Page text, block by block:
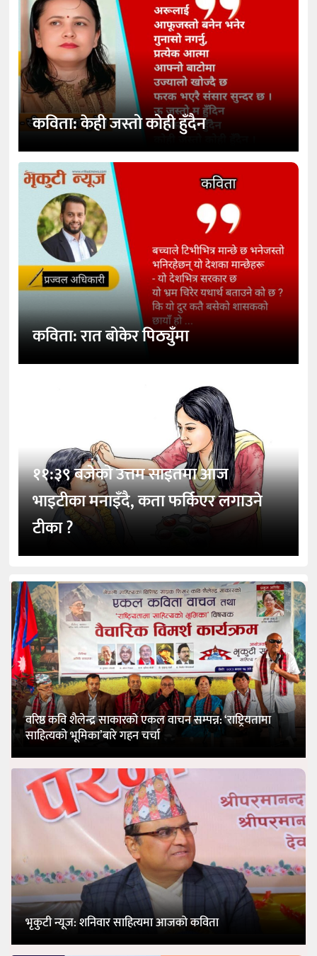
कविता: केही जस्तो कोही हुँदैन
कविता: रात बोकेर पिठ्युँमा
११:३९ बजेको उत्तम साइतमा आज
भाइटीका मनाइँदै, कता फर्किएर लगाउने
टीका ?
वरिष्ठ कवि शैलेन्द्र साकारको एकल वाचन सम्पन्न: ‘राष्ट्रियतामा
साहित्यको भूमिका’बारे गहन चर्चा
भृकुटी न्यूज: शनिवार साहित्यमा आजको कविता